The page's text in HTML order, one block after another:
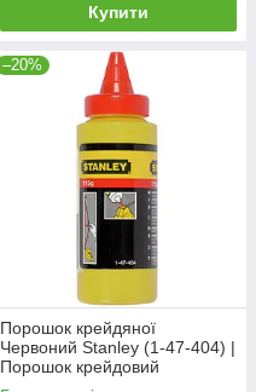
Купити
–20%
Порошок крейдяної
Червоний Stanley (1-47-404) |
Порошок крейдовий
Червоний Stanley (1-47-404)